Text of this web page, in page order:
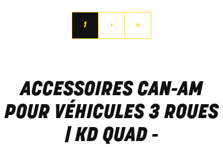
1 › »
ACCESSOIRES CAN-AM
POUR VÉHICULES 3 ROUES
| KD QUAD -